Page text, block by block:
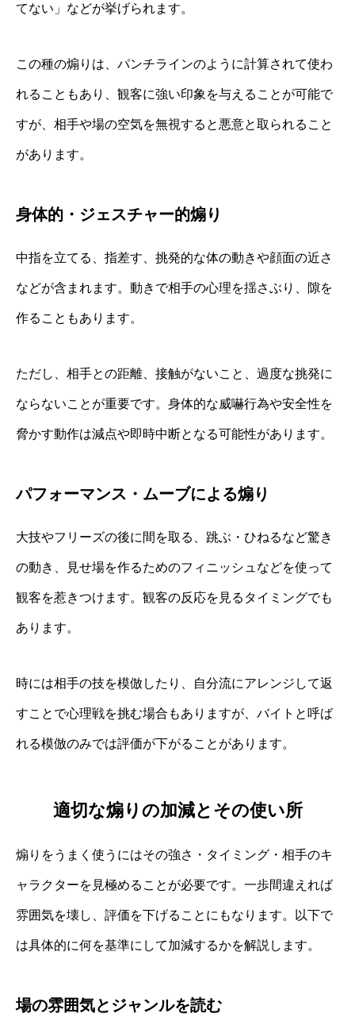
てない」などが挙げられます。
この種の煽りは、パンチラインのように計算されて使わ
れることもあり、観客に強い印象を与えることが可能で
すが、相手や場の空気を無視すると悪意と取られること
があります。
身体的・ジェスチャー的煽り
中指を立てる、指差す、挑発的な体の動きや顔面の近さ
などが含まれます。動きで相手の心理を揺さぶり、隙を
作ることもあります。
ただし、相手との距離、接触がないこと、過度な挑発に
ならないことが重要です。身体的な威嚇行為や安全性を
脅かす動作は減点や即時中断となる可能性があります。
パフォーマンス・ムーブによる煽り
大技やフリーズの後に間を取る、跳ぶ・ひねるなど驚き
の動き、見せ場を作るためのフィニッシュなどを使って
観客を惹きつけます。観客の反応を見るタイミングでも
あります。
時には相手の技を模倣したり、自分流にアレンジして返
すことで心理戦を挑む場合もありますが、バイトと呼ば
れる模倣のみでは評価が下がることがあります。
適切な煽りの加減とその使い所
煽りをうまく使うにはその強さ・タイミング・相手のキ
ャラクターを見極めることが必要です。一歩間違えれば
雰囲気を壊し、評価を下げることにもなります。以下で
は具体的に何を基準にして加減するかを解説します。
場の雰囲気とジャンルを読む